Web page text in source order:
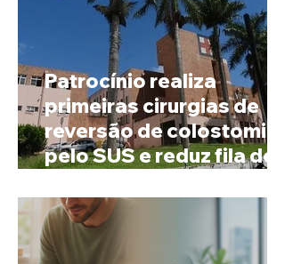
Patrocínio realiza
primeiras cirurgias de
reversão de colostomia
pelo SUS e reduz fila de